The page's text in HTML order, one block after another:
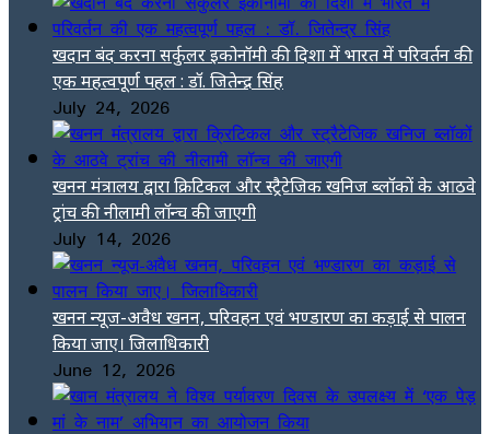
खदान बंद करना सर्कुलर इकोनॉमी की दिशा में भारत में परिवर्तन की
एक महत्वपूर्ण पहल : डॉ. जितेन्द्र सिंह
July 24, 2026
खनन मंत्रालय द्वारा क्रिटिकल और स्ट्रैटेजिक खनिज ब्लॉकों के आठवे
ट्रांच की नीलामी लॉन्च की जाएगी
July 14, 2026
खनन न्यूज-अवैध खनन, परिवहन एवं भण्डारण का कड़ाई से पालन
किया जाए। जिलाधिकारी
June 12, 2026